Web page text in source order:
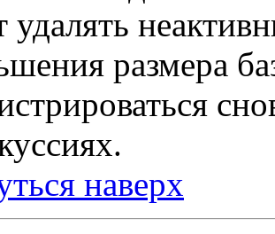
удалять
размера
наверх